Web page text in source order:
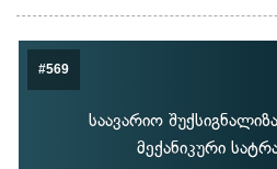
#569
საავარიო
მექანიკური